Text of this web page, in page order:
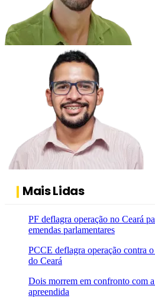
Mais Lidas
PF deflagra operação no Ceará
emendas parlamentares
PCCE deflagra operação contra
do Ceará
Dois morrem em confronto com
apreendida